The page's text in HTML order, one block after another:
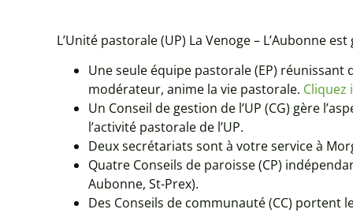
L’Unité pastorale (UP) La Venoge – L’Aubonne
Une seule équipe pastorale (EP)
modérateur, anime la vie pastorale. Cliquez
Un Conseil de gestion de l’UP (CG) gère
l’activité pastorale de l’UP.
Deux secrétariats sont à votre service à
Quatre Conseils de paroisse (CP)
Aubonne, St-Prex).
Des Conseils de communauté (CC) portent